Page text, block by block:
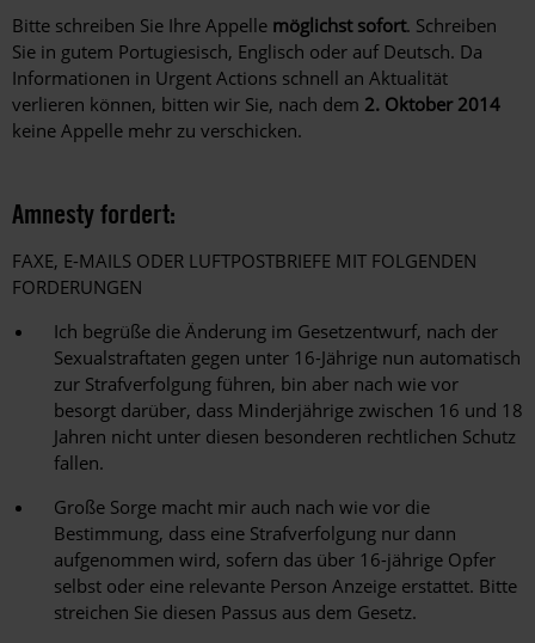
Bitte schreiben Sie Ihre Appelle möglichst sofort. Schreiben
Sie in gutem Portugiesisch, Englisch oder auf Deutsch. Da
Informationen in Urgent Actions schnell an Aktualität
verlieren können, bitten wir Sie, nach dem 2. Oktober 2014
keine Appelle mehr zu verschicken.
Amnesty fordert:
FAXE, E-MAILS ODER LUFTPOSTBRIEFE MIT FOLGENDEN
FORDERUNGEN
Ich begrüße die Änderung im Gesetzentwurf, nach der
Sexualstraftaten gegen unter 16-Jährige nun automatisch
zur Strafverfolgung führen, bin aber nach wie vor
besorgt darüber, dass Minderjährige zwischen 16 und 18
Jahren nicht unter diesen besonderen rechtlichen Schutz
fallen.
Große Sorge macht mir auch nach wie vor die
Bestimmung, dass eine Strafverfolgung nur dann
aufgenommen wird, sofern das über 16-jährige Opfer
selbst oder eine relevante Person Anzeige erstattet. Bitte
streichen Sie diesen Passus aus dem Gesetz.